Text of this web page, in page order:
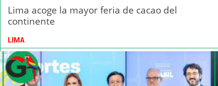
Lima acoge la mayor feria de cacao del
continente
LIMA